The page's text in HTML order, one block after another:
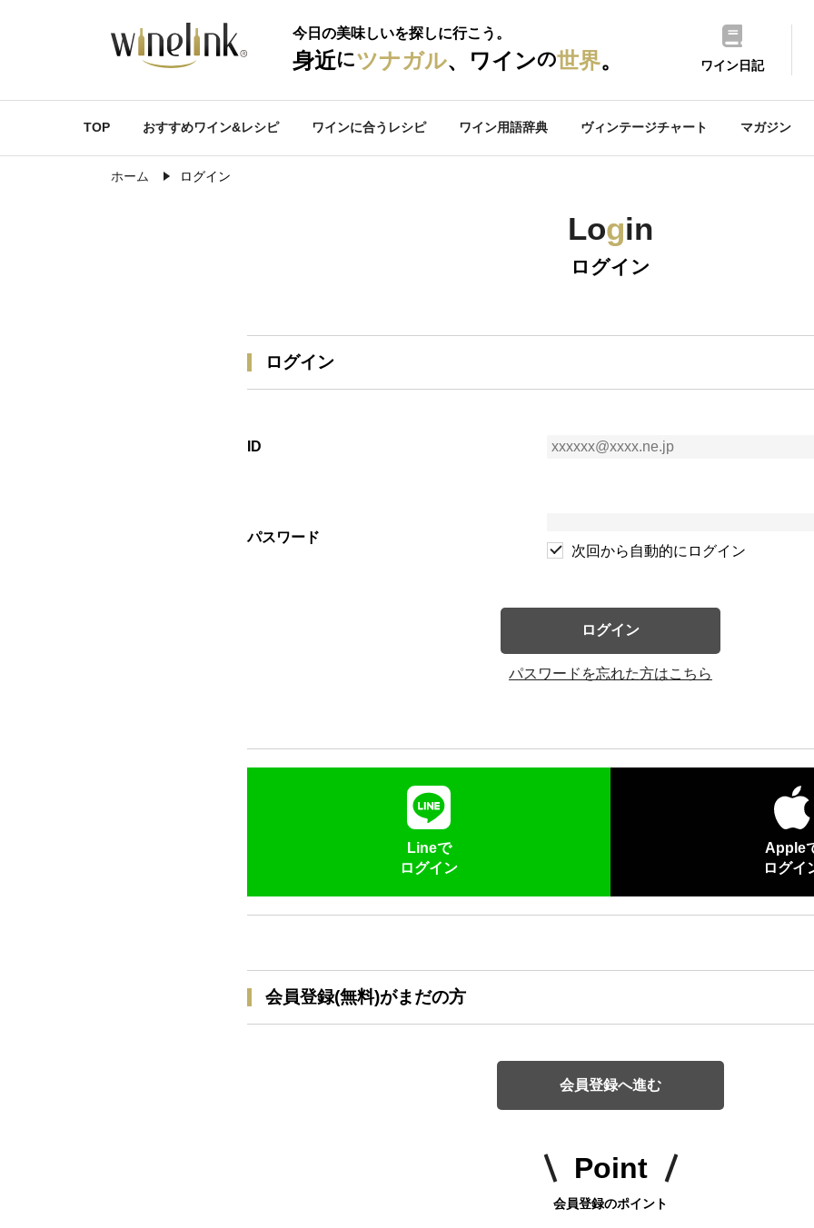
今日の美味しいを探しに行こう。
身近にツナガル、ワインの世界。 ワイン日記
TOP おすすめワイン&レシピ ワインに合うレシピ ワイン用語辞典 ヴィンテージチャート マガジン
ホーム ログイン
Login
ログイン
ログイン
ID
パスワード
次回から自動的にログイン
ログイン
パスワードを忘れた方はこちら
Lineで
ログイン
Apple
ログイ
会員登録(無料)がまだの方
会員登録へ進む
Point
会員登録のポイント